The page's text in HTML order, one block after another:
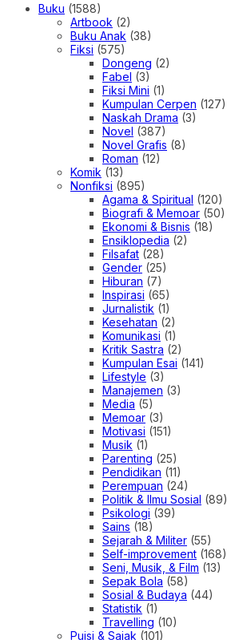
Buku (1588)
Artbook (2)
Buku Anak (38)
Fiksi (575)
Dongeng (2)
Fabel (3)
Fiksi Mini (1)
Kumpulan Cerpen (127)
Naskah Drama (3)
Novel (387)
Novel Grafis (8)
Roman (12)
Komik (13)
Nonfiksi (895)
Agama & Spiritual (120)
Biografi & Memoar (50)
Ekonomi & Bisnis (18)
Ensiklopedia (2)
Filsafat (28)
Gender (25)
Hiburan (7)
Inspirasi (65)
Jurnalistik (1)
Kesehatan (2)
Komunikasi (1)
Kritik Sastra (2)
Kumpulan Esai (141)
Lifestyle (3)
Manajemen (3)
Media (5)
Memoar (3)
Motivasi (151)
Musik (1)
Parenting (25)
Pendidikan (11)
Perempuan (24)
Politik & Ilmu Sosial (89)
Psikologi (39)
Sains (18)
Sejarah & Militer (55)
Self-improvement (168)
Seni, Musik, & Film (13)
Sepak Bola (58)
Sosial & Budaya (44)
Statistik (1)
Travelling (10)
Puisi & Sajak (101)